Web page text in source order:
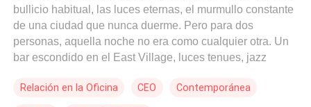
bullicio habitual, las luces eternas, el murmullo constante
de una ciudad que nunca duerme. Pero para dos
personas, aquella noche no era como cualquier otra. Un
bar escondido en el East Village, luces tenues, jazz
mano, parecía esperar algo... o a alguien. Él, con pasos
Relación en la Oficina CEO Contemporánea